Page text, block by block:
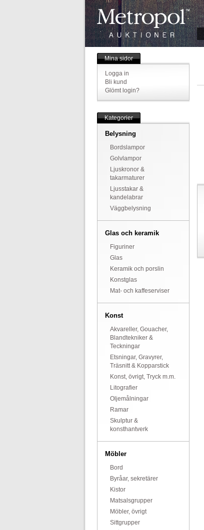
Mina sidor
Logga in
Bli kund
Glömt login?
Kategorier
Belysning
Bordslampor
Golvlampor
Ljuskronor &
takarmaturer
Ljusstakar &
kandelabrar
Väggbelysning
Glas och keramik
Figuriner
Glas
Keramik och porslin
Konstglas
Mat- och kaffeserviser
Konst
Akvareller, Gouacher,
Blandtekniker &
Teckningar
Etsningar, Gravyrer,
Träsnitt & Kopparstick
Konst, övrigt, Tryck m.m.
Litografier
Oljemålningar
Ramar
Skulptur &
konsthantverk
Möbler
Bord
Byråar, sekretärer
Kistor
Matsalsgrupper
Möbler, övrigt
Sittgrupper